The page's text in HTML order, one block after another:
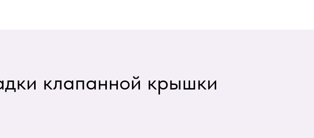
клапанной крышки